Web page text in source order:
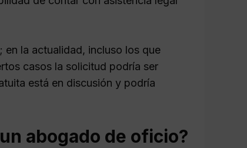
en la actualidad, incluso los que
casos la solicitud podría ser
está en discusión y podría
abogado de oficio?